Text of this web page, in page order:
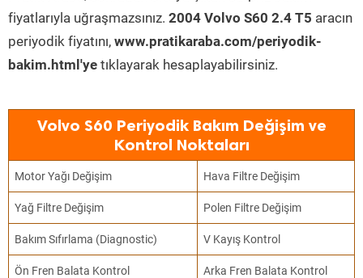
fiyatlarıyla uğraşmazsınız. 2004 Volvo S60 2.4 T5 aracın
periyodik fiyatını, www.pratikaraba.com/periyodik-
bakim.html'ye tıklayarak hesaplayabilirsiniz.
Volvo S60 Periyodik Bakım Değişim ve
Kontrol Noktaları
Motor Yağı Değişim Hava Filtre Değişim
Yağ Filtre Değişim Polen Filtre Değişim
Bakım Sıfırlama (Diagnostic) V Kayış Kontrol
Ön Fren Balata Kontrol Arka Fren Balata Kontrol